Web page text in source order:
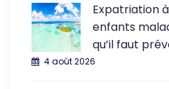
Expatriation
enfants
qu’il faut
4 août 2026